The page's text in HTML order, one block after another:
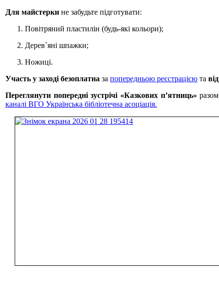
Для майстерки не забудьте підготувати:
Повітряний пластилін (будь-які кольори);
Дерев`яні шпажки;
Ножиці.
Участь у заході безоплатна за попередньою реєстрацією та
Переглянути попередні зустрічі «Казкових пʼятниць»
каналі ВГО Українська бібліотечна асоціація.